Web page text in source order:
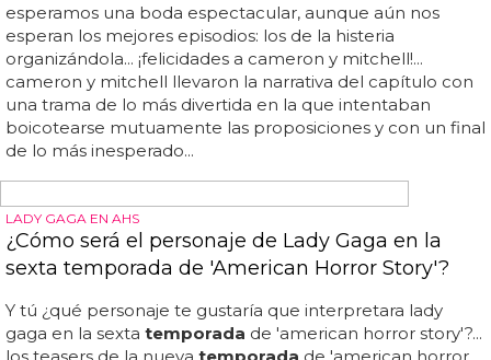
YA LEGAL EN CALIFORNIA
Modern Family arranca la quinta temporada con
una proposición de matrimonio gay
Modern family arranca la quinta
hizo con una proposición de matrimonio gay... ya
sabíamos que el tema estaba sobre la mesa desde hace
meses, pero el estreno de la temporadaha confirmado
que será una de las tramas más importantes del año...
esperamos una boda espectacular, aunque aún nos
esperan los mejores episodios: los de la histeria
organizándola... ¡felicidades a cameron y mitchell!...